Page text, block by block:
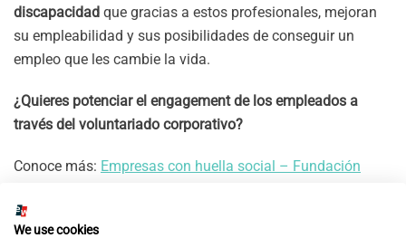
discapacidad que gracias a estos profesionales, mejoran
su empleabilidad y sus posibilidades de conseguir un
empleo que les cambie la vida.
¿Quieres potenciar el engagement de los empleados a
través del voluntariado corporativo?
Conoce más: Empresas con huella social – Fundación
We use cookies